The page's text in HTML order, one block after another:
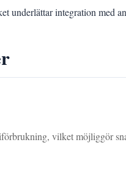
underlättar integration med
vilket möjliggör